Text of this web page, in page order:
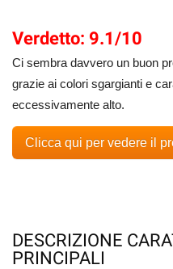
Verdetto: 9.1/10
Ci sembra davvero un buon
grazie ai colori sgargianti e
eccessivamente alto.
Clicca qui per vedere il
DESCRIZIONE
PRINCIPALI